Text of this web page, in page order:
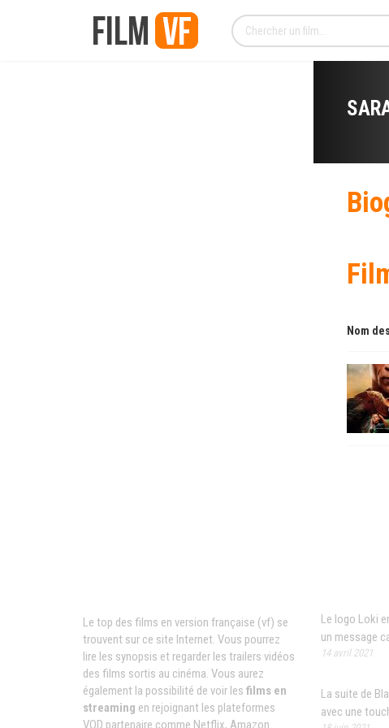
Nom
Le top des films en version française (vf) se
trouvent sur ce site Internet. Vous pourrez
lire les synopsis et regarder les trailers vidéos
des films sortis au cinéma. Vous aurez
également la possibilité de voir les films en
streaming en rejoignant les plateformes
VOD partenaire comme Netflix, Amazon
Le logo Loki
un message
14 avril 2021
La suite de
avec une